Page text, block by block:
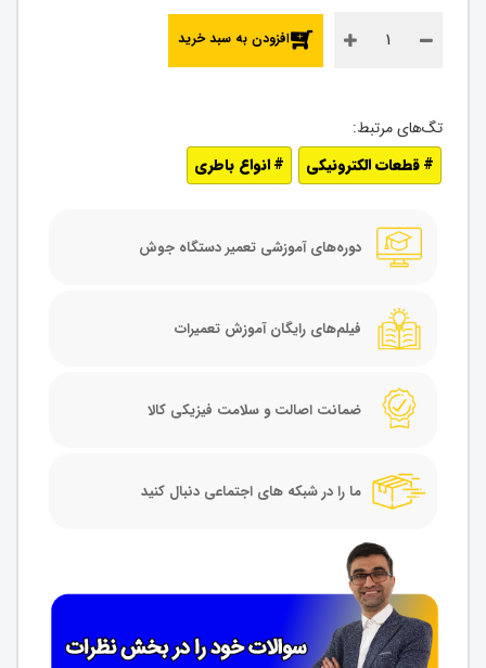
افزودن به سبد خرید
قطعات الکترونیکی انواع باطری
دوره‌های آموزشی تعمیر دستگاه جوش
فیلم‌های رایگان آموزش تعمیرات
ضمانت اصالت و سلامت فیزیکی کالا
ما را در شبکه های اجتماعی دنبال کنید